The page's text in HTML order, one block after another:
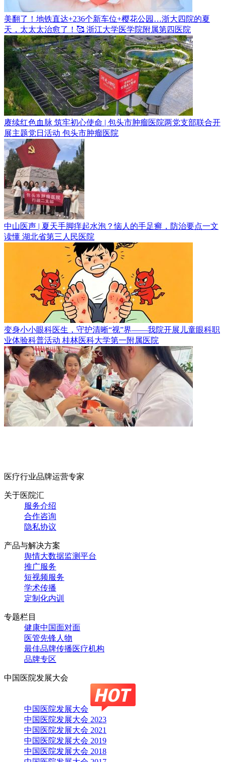
美翻了！地铁直达+236个新车位+樱花公园…浙大四院的夏
天，太太太治愈了！🥰 浙江大学医学院附属第四医院
赓续红色血脉 筑牢初心使命 | 包头市肿瘤医院两党支部联合开
展主题党日活动 包头市肿瘤医院
中山医声 | 夏天手脚痒起水泡？恼人的手足癣，防治要点一文
读懂 湖北省第三人民医院
变身小小眼科医生，守护清晰“视”界——我院开展儿童眼科职
业体验科普活动 桂林医科大学第一附属医院
医疗行业品牌运营专家
关于医院汇
服务介绍
合作咨询
隐私协议
产品与解决方案
舆情大数据监测平台
推广服务
短视频服务
学术传播
定制化内训
专题栏目
健康中国面对面
医管先锋人物
最佳品牌传播医疗机构
品牌专区
中国医院发展大会
中国医院发展大会
中国医院发展大会 2023
中国医院发展大会 2021
中国医院发展大会 2019
中国医院发展大会 2018